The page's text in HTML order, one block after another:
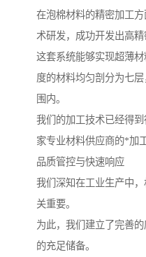
在泡棉材料的精密加工
术研发，成功开发出高精
这套系统能够实现超薄
度的材料均匀剖分为七
围内。
我们的加工技术已经得
家专业材料供应商的*加
品质管控与快速响应
我们深知在工业生产中
关重要。
为此，我们建立了完善
的充足储备。